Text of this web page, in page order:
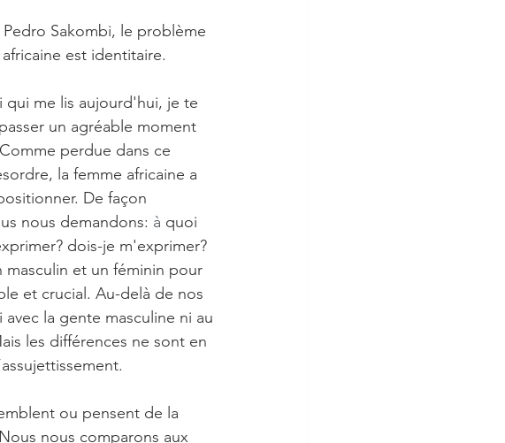
Sakombi, le problème
est identitaire.
qui me lis aujourd'hui, je te
un agréable moment
perdue dans ce
la femme africaine a
De façon
nous demandons: à quoi
dois-je m'exprimer?
masculin et un féminin pour
et crucial. Au-delà de nos
la gente masculine ni au
les différences ne sont en
ou pensent de la
nous comparons aux